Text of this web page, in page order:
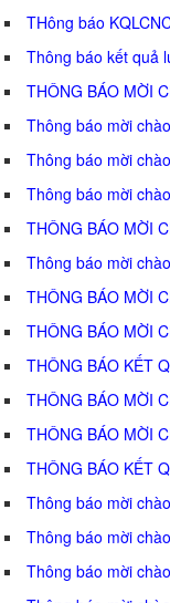
THông báo
Thông báo kết quả
THÔNG BÁO MỜI
Thông báo mời
Thông báo mời
Thông báo mời
THÔNG BÁO MỜI
Thông báo mời
THÔNG BÁO MỜI
THÔNG BÁO MỜI
THÔNG BÁO KẾT
THÔNG BÁO MỜI
THÔNG BÁO MỜI
THÔNG BÁO KẾT
Thông báo mời
Thông báo mời
Thông báo mời